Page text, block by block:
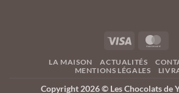
Visa
LA MAISON ACTUALITÉS
MENTIONS LÉGALES
Copyright 2026 © Les Chocolats de